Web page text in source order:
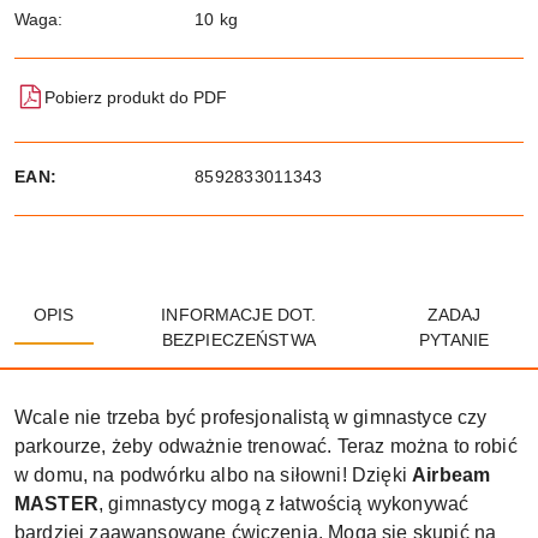
Waga: 10 kg
Pobierz produkt do PDF
EAN: 8592833011343
OPIS
INFORMACJE DOT.
BEZPIECZEŃSTWA
ZADAJ
PYTANIE
Wcale nie trzeba być profesjonalistą w gimnastyce czy
parkourze, żeby odważnie trenować. Teraz można to robić
w domu, na podwórku albo na siłowni! Dzięki Airbeam
MASTER, gimnastycy mogą z łatwością wykonywać
bardziej zaawansowane ćwiczenia. Mogą się skupić na